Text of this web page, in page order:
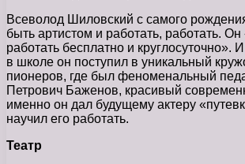
Всеволод Шиловский с самого
быть артистом и работать, работать.
работать бесплатно и круглосуточно».
в школе он поступил в уникальный
пионеров, где был феноменальный
Петрович Баженов, красивый
именно он дал будущему актеру
научил его работать.
Театр